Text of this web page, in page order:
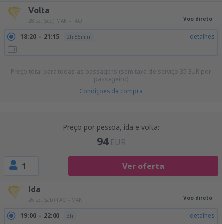
Volta
28 set (seg) MAN - FAO Voo direto
18:20 21:15 2h 55min detalhes
Preço total para todas as passagens (sem taxa de serviço 35 EUR por
passageiro)
Condições da compra
Preço por pessoa, ida e volta:
94 EUR
1 Ver oferta
Ida
26 set (sáb) FAO - MAN Voo direto
19:00 22:00 3h detalhes